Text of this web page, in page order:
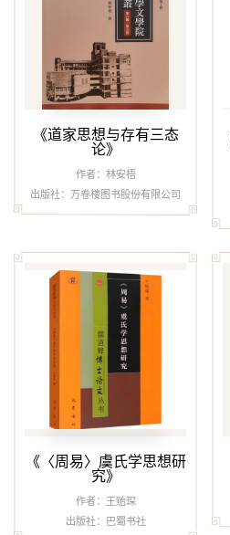
《道家思想与存有三态
论》
作者：林安梧
出版社：万卷楼图书股份有限公司
《〈周易〉虞氏学思想研
究》
作者：王贻琛
出版社：巴蜀书社